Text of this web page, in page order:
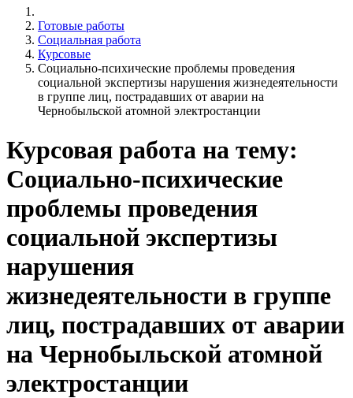
Готовые работы
Социальная работа
Курсовые
Социально-психические проблемы проведения
социальной экспертизы нарушения жизнедеятельности
в группе лиц, пострадавших от аварии на
Чернобыльской атомной электростанции
Курсовая работа на тему:
Социально-психические
проблемы проведения
социальной экспертизы
нарушения
жизнедеятельности в группе
лиц, пострадавших от аварии
на Чернобыльской атомной
электростанции